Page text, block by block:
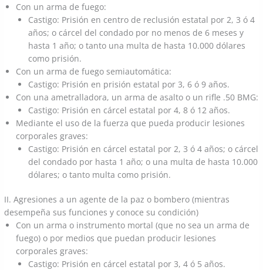
Con un arma de fuego:
Castigo: Prisión en centro de reclusión estatal por 2, 3 ó 4
años; o cárcel del condado por no menos de 6 meses y
hasta 1 año; o tanto una multa de hasta 10.000 dólares
como prisión.
Con un arma de fuego semiautomática:
Castigo: Prisión en prisión estatal por 3, 6 ó 9 años.
Con una ametralladora, un arma de asalto o un rifle .50 BMG:
Castigo: Prisión en cárcel estatal por 4, 8 ó 12 años.
Mediante el uso de la fuerza que pueda producir lesiones
corporales graves:
Castigo: Prisión en cárcel estatal por 2, 3 ó 4 años; o cárcel
del condado por hasta 1 año; o una multa de hasta 10.000
dólares; o tanto multa como prisión.
II. Agresiones a un agente de la paz o bombero (mientras
desempeña sus funciones y conoce su condición)
Con un arma o instrumento mortal (que no sea un arma de
fuego) o por medios que puedan producir lesiones
corporales graves:
Castigo: Prisión en cárcel estatal por 3, 4 ó 5 años.